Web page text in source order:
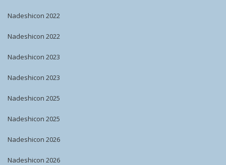
Nadeshicon 2022
Nadeshicon 2022
Nadeshicon 2023
Nadeshicon 2023
Nadeshicon 2025
Nadeshicon 2025
Nadeshicon 2026
Nadeshicon 2026